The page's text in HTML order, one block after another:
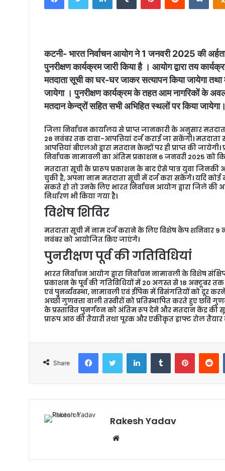
d
m
a
i
l
कटनी- भारत निर्वाचन आयोग ने 1 जनवरी 2025 की अर्हता
पुनरीक्षण कार्यक्रम जारी किया है । आयोग द्वारा तय
मतदाता सूची का घर-घर जाकर सत्यापन किया जायेगा तथा
जायेगा । पुनरीक्षण कार्यक्रम के तहत आम नागरिकों के
मतदान केन्द्रों सहित सभी अभिहित स्थलों पर किया जायेगा।
जिला निर्वाचन कार्यालय से प्राप्त जानकारी के अनुसार
28 नवंबर तक दावा-आपत्तियां दर्ज कराई जा सकेंगी।
आपत्तियां बीएलओ द्वारा मतदान केन्द्रों पर ही प्राप्त की
निर्वाचक नामावली का अंतिम प्रकाशन 6 जनवरी 2025 को
मतदाता सूची के प्रारूप प्रकाशन के बाद ऐसे पात्र युवा जिनकी
चुकी है, अपना नाम मतदाता सूची में दर्ज करा सकेंगे। यदि कोई
सकते हो तो उनके लिए भारत निर्वाचन आयोग द्वारा जिले की
निर्धारण भी किया गया है।
विशेष शिविर
मतदाता सूची में नाम दर्ज कराने के लिए विशेष कैंप शनिवार 9
नवंबर को आयोजित किए जाएंगे।
पुनरीक्षण पूर्व की गतिविधियां
भारत निर्वाचन आयोग द्वारा निर्वाचन नामावली के विशेष
प्रकाशन के पूर्व की गतिविधियों में 20 अगस्त से 18 अक्टूबर
एवं पुनर्व्यवस्था, नामावली एवं ईपिक में विसंगतियों को दूर
अच्छी गुणवत्ता वाली तस्वीरों को प्रतिस्थापित करते हुए
के प्रस्तावित पुनर्गठन को अंतिम रूप देने और मतदान केंद्र की
प्रारूप आठ की तैयारी तथा पूरक और एकीकृत ड्राफ्ट रोल
Share
Rakesh Yadav
b